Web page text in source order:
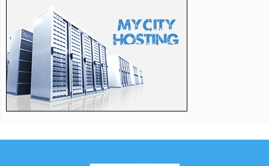
12:02:
Banja...
12:02:Srpska najavljuje investicioni ciklus: 7,4 milijarde KM za
naredn...
12:02:U BiH prošle godine investirano 9,4 milijarde KM
12:01:Notingem Forest želi vezistu Monaka